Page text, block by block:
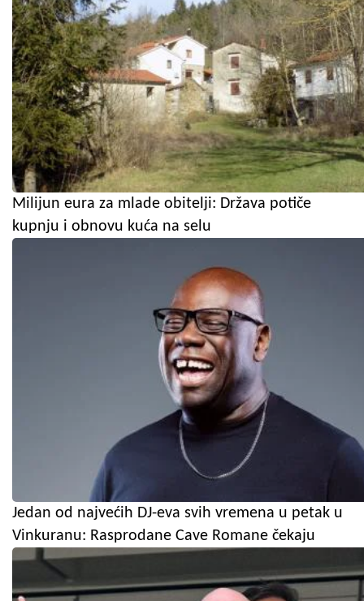
Milijun eura za mlade obitelji: Država potiče
kupnju i obnovu kuća na selu
Jedan od najvećih DJ-eva svih vremena u petak u
Vinkuranu: Rasprodane Cave Romane čekaju